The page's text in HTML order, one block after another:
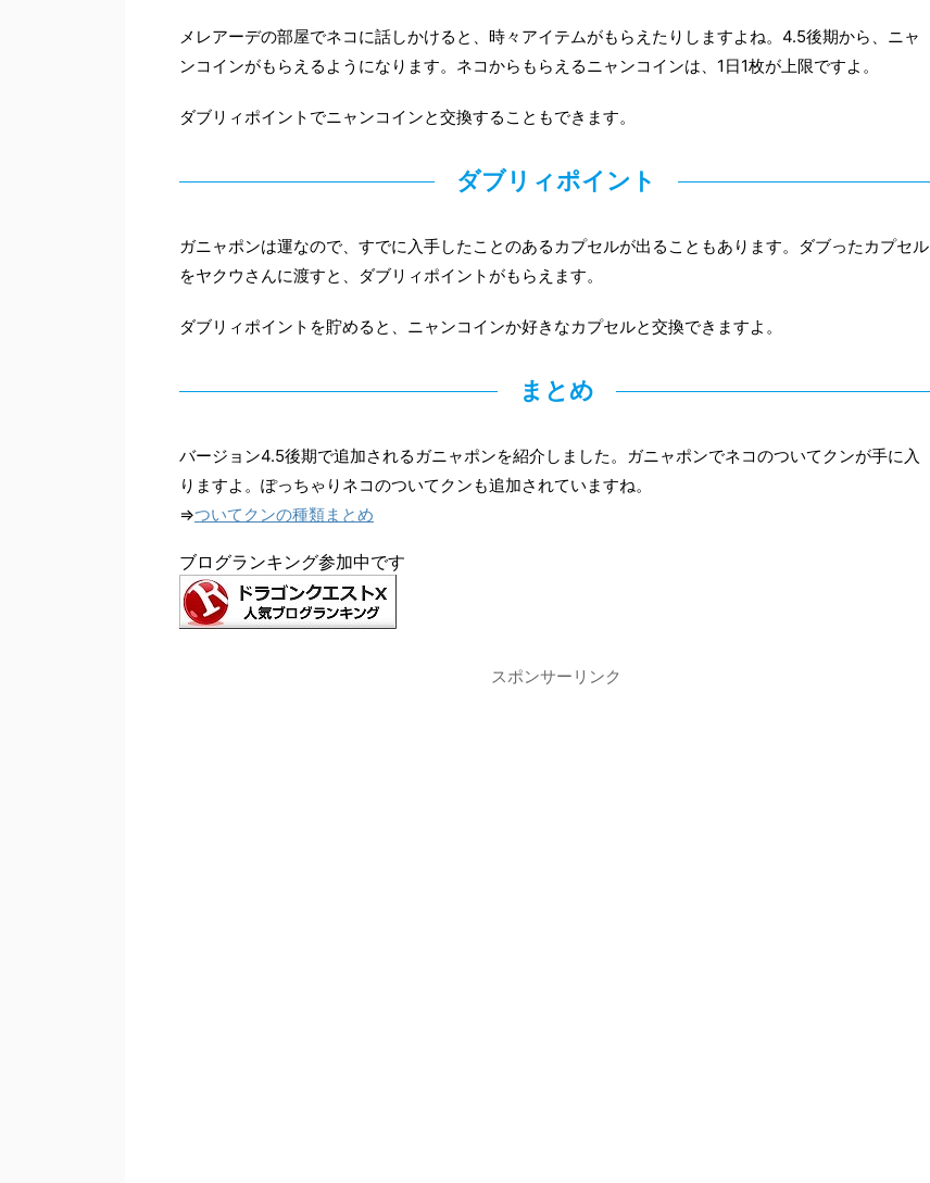
メレアーデの部屋でネコに話しかけると、時々アイテムがもらえたりしますよね。4.5後期から、ニャ
ンコインがもらえるようになります。ネコからもらえるニャンコインは、1日1枚が上限ですよ。
ダブリィポイントでニャンコインと交換することもできます。
ダブリィポイント
ガニャポンは運なので、すでに入手したことのあるカプセルが出ることもあります。ダブったカプセル
をヤクウさんに渡すと、ダブリィポイントがもらえます。
ダブリィポイントを貯めると、ニャンコインか好きなカプセルと交換できますよ。
まとめ
バージョン4.5後期で追加されるガニャポンを紹介しました。ガニャポンでネコのついてクンが手に入
りますよ。ぽっちゃりネコのついてクンも追加されていますね。
⇒ついてクンの種類まとめ
ブログランキング参加中です
スポンサーリンク